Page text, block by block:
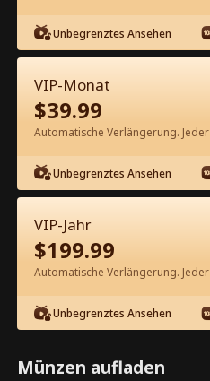
Kostenlos in
Episode 66 - Mein
Milliardärsleben
0-49 50-75
66 67
Unbegrenztes Ansehen
VIP-Monat
$39.99
Automatische Verlängerung.
Unbegrenztes Ansehen
VIP-Jahr
$199.99
Automatische Verlängerung.
Unbegrenztes Ansehen
Münzen aufladen